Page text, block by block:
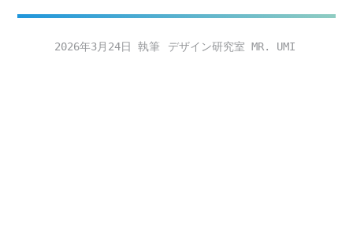
2026年3月24日 デザイン研究室 MR. UMI